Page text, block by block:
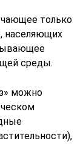
только
населяющих
среды.
можно